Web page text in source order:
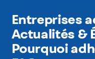
Entreprises
Actualités &
Pourquoi